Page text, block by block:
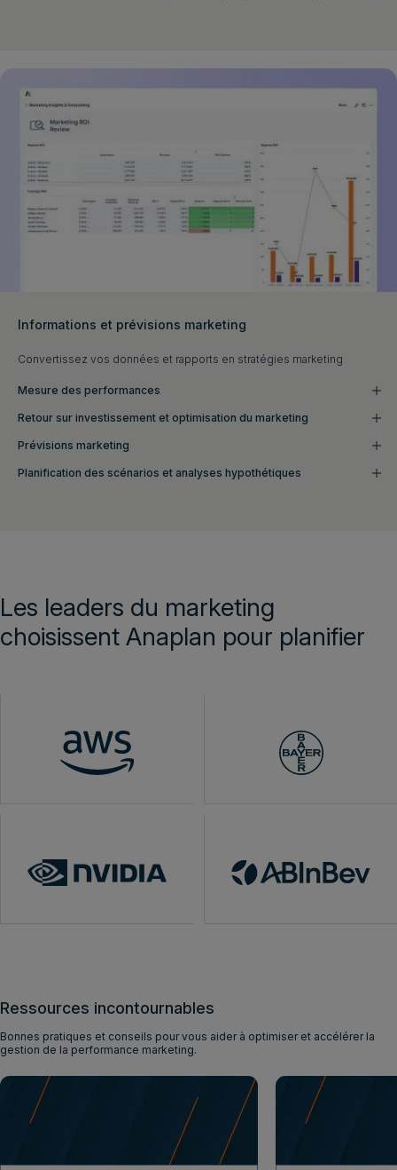
Informations et prévisions marketing
Convertissez vos données et rapports en stratégies marketing
Mesure des performances
Retour sur investissement et optimisation du marketing
Prévisions marketing
Planification des scénarios et analyses hypothétiques
Les leaders du marketing
choisissent Anaplan pour planifier
Ressources incontournables
Bonnes pratiques et conseils pour vous aider à optimiser et accélérer la
gestion de la performance marketing.